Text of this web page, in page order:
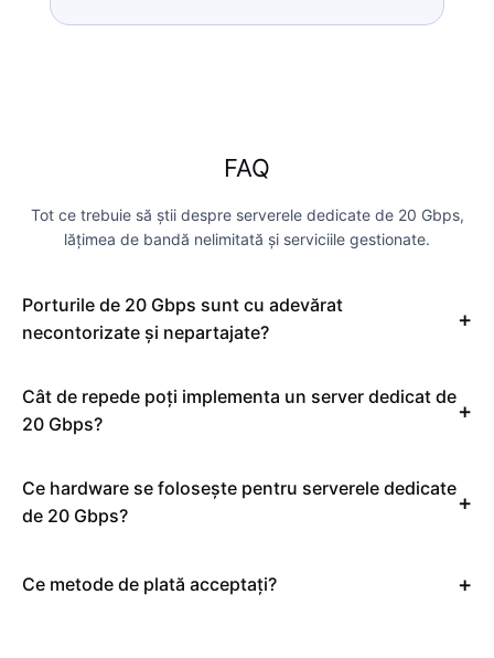
FAQ
Tot ce trebuie să știi despre serverele dedicate de 20 Gbps,
lățimea de bandă nelimitată și serviciile gestionate.
Porturile de 20 Gbps sunt cu adevărat
necontorizate și nepartajate?
Cât de repede poți implementa un server dedicat de
20 Gbps?
Ce hardware se folosește pentru serverele dedicate
de 20 Gbps?
Ce metode de plată acceptați?